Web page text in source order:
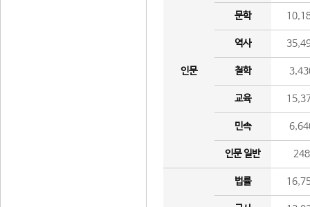
인문
문학
역사
철학
교육
민속
인문 일반 248
법률